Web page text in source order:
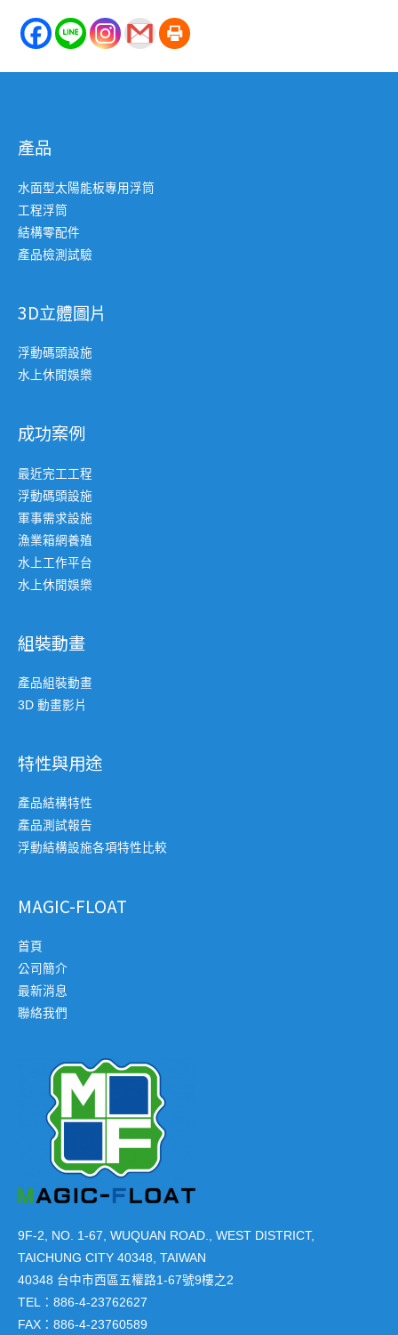
產品
水面型太陽能板專用浮筒
工程浮筒
結構零配件
產品檢測試驗
3D立體圖片
浮動碼頭設施
水上休閒娛樂
成功案例
最近完工工程
浮動碼頭設施
軍事需求設施
漁業箱網養殖
水上工作平台
水上休閒娛樂
組裝動畫
產品組裝動畫
3D 動畫影片
特性與用途
產品結構特性
產品測試報告
浮動結構設施各項特性比較
MAGIC-FLOAT
首頁
公司簡介
最新消息
聯絡我們
9F-2, NO. 1-67, WUQUAN ROAD., WEST DISTRICT,
TAICHUNG CITY 40348, TAIWAN
40348 台中市西區五權路1-67號9樓之2
TEL：886-4-23762627
FAX：886-4-23760589